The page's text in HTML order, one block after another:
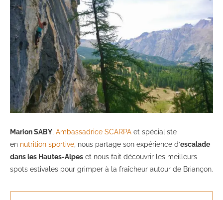
Marion SABY Ambassadrice SCARPA et spécialiste
en nutrition sportive , nous partage son expérience d’escalade
dans les Hautes-Alpes et nous fait découvrir les meilleurs
spots estivales pour grimper à la fraîcheur autour de Briançon.